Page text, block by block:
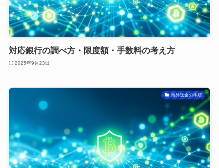
対応銀行の調べ方・限度額・手数料の考え方
2025年9月23日
海外送金の手順